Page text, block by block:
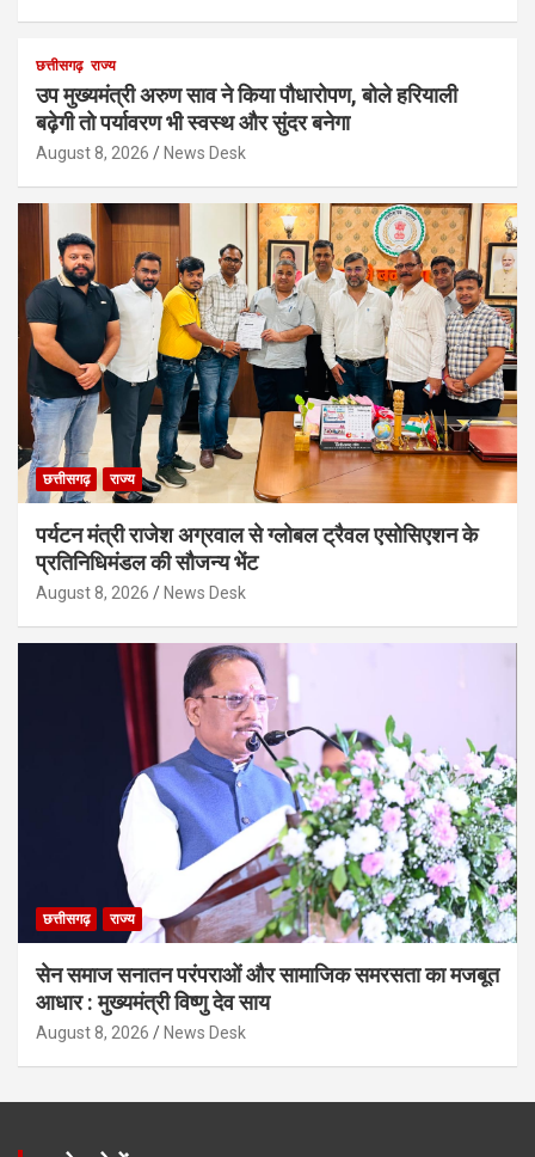
छत्तीसगढ़ राज्य
उप मुख्यमंत्री अरुण साव ने किया पौधारोपण, बोले हरियाली
बढ़ेगी तो पर्यावरण भी स्वस्थ और सुंदर बनेगा
August 8, 2026 News Desk
छत्तीसगढ़ राज्य
पर्यटन मंत्री राजेश अग्रवाल से ग्लोबल ट्रैवल एसोसिएशन के
प्रतिनिधिमंडल की सौजन्य भेंट
August 8, 2026 News Desk
छत्तीसगढ़ राज्य
सेन समाज सनातन परंपराओं और सामाजिक समरसता का मजबूत
आधार : मुख्यमंत्री विष्णु देव साय
August 8, 2026 News Desk